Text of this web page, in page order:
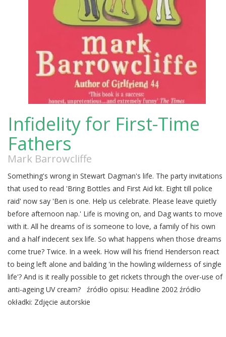
Infidelity for First-Time
Fathers
Mark Barrowcliffe
Something's wrong in Stewart Dagman's life. The party invitations
that used to read 'Bring Bottles and First Aid kit. Eight till police
raid' now say 'Ben is one. Help us celebrate. Please leave quietly
before afternoon nap.' Life is moving on, and Dag wants to move
with it. All he dreams of is someone to love, a family of his own
and a half indecent sex life. So what happens when those dreams
come true? Twice. In a week. How will his friend Henderson react
to being left alone and balding 'in the howling wilderness of single
life'? And is it really possible to get rickets through the over-use of
anti-ageing UV cream? źródło opisu: Headline 2002 źródło
okładki: Zdjęcie autorskie